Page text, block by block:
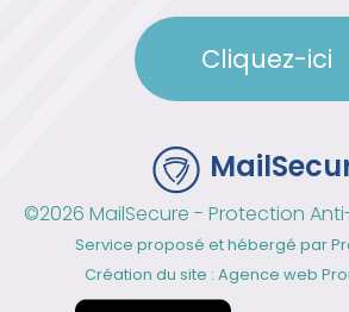
Cliquez-ici
©2026 MailSecure - Protection
Service proposé et hébergé par
Création du site : Agence web